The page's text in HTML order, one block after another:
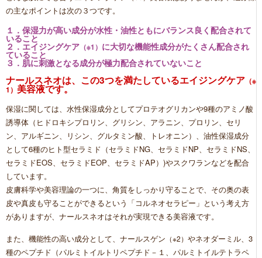
の主なポイントは次の３つです。
１．保湿力が高い成分が水性・油性ともにバランス良く配合されて
いること
２．エイジングケア （※1） に大切な機能性成分がたくさん配合され
ていること
３．肌に刺激となる成分が極力配合されていないこと
ナールスネオは、この3つを満たしているエイジングケア （※
1） 美容液です。
保湿に関しては、水性保湿成分としてプロテオグリカンや9種のアミノ酸
誘導体（ヒドロキシプロリン、グリシン、アラニン、プロリン、セリ
ン、アルギニン、リシン、グルタミン酸、トレオニン）、油性保湿成分
として6種のヒト型セラミド（セラミドNG、セラミドNP、セラミドNS、
セラミドEOS、セラミドEOP、セラミドAP）)やスクワランなどを配合
しています。
皮膚科学や美容理論の一つに、角質をしっかり守ることで、その奥の表
皮や真皮も守ることができるという「コルネオセラピー」という考え方
がありますが、ナールスネオはそれが実現できる美容液です。
また、機能性の高い成分として、ナールスゲン （※2） やネオダーミル、3
種のペプチド（パルミトイルトリペプチド－１、パルミトイルテトラペ